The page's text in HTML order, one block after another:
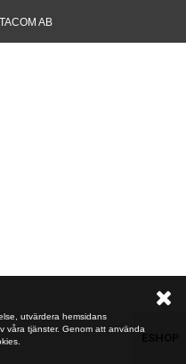
AB
utvärdera hemsidans
våra tjänster. Genom att använda